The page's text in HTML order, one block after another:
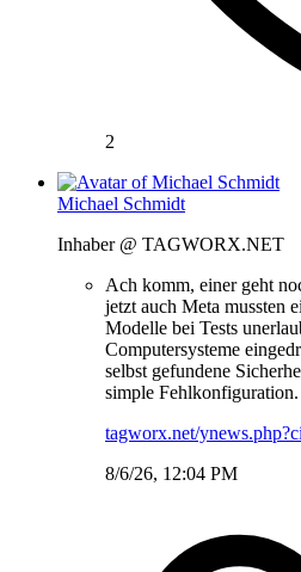
2
Michael Schmidt
Inhaber @ TAGWORX.NET
Ach komm, einer geht
jetzt auch Meta mussten
Modelle bei Tests
Computersysteme
selbst gefundene
simple Fehlkonfiguration.
tagworx.net/
8/6/26, 12:04 PM